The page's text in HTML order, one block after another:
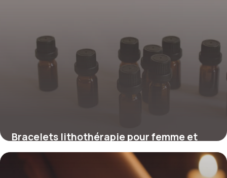
Bracelets lithothérapie pour femme et
homme : critères de choix